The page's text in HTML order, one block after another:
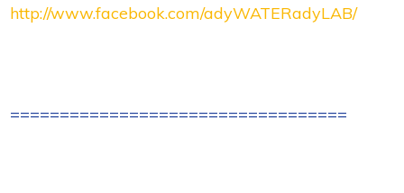
http://www.facebook.com/adyWATERadyLAB/
==================================